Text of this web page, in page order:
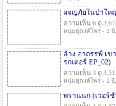
ผจญภัยในป่าให
ความเห็น 6 ดู
หนุ่มธุดงค์ไพร - 2 ปี
ล้าง อาถรรพ์ เข
รกเตอร์ EP_02)
ความเห็น 3 ดู
หนุ่มธุดงค์ไพร - 2 ปี
พรานนก (เวอร์